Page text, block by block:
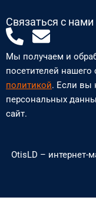
Связаться с нами
P
h
o
n
e
l
E
n
v
e
l
e
Мы получаем и
посетителей нашего
политикой. Если вы
персональных
сайт.
OtisLD – интернет-